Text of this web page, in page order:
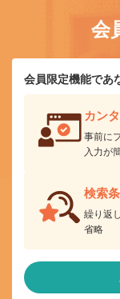
会
会員限定機能であ
カン
事前に
入力が
検索
繰り返
省略